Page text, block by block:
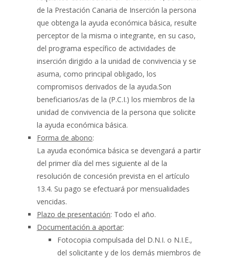
de la Prestación Canaria de Inserción la persona
que obtenga la ayuda económica básica, resulte
perceptor de la misma o integrante, en su caso,
del programa específico de actividades de
inserción dirigido a la unidad de convivencia y se
asuma, como principal obligado, los
compromisos derivados de la ayuda.Son
beneficiarios/as de la (P.C.I.) los miembros de la
unidad de convivencia de la persona que solicite
la ayuda económica básica.
Forma de abono:
La ayuda económica básica se devengará a partir
del primer día del mes siguiente al de la
resolución de concesión prevista en el artículo
13.4. Su pago se efectuará por mensualidades
vencidas.
Plazo de presentación: Todo el año.
Documentación a aportar:
Fotocopia compulsada del D.N.I. o N.I.E.,
del solicitante y de los demás miembros de